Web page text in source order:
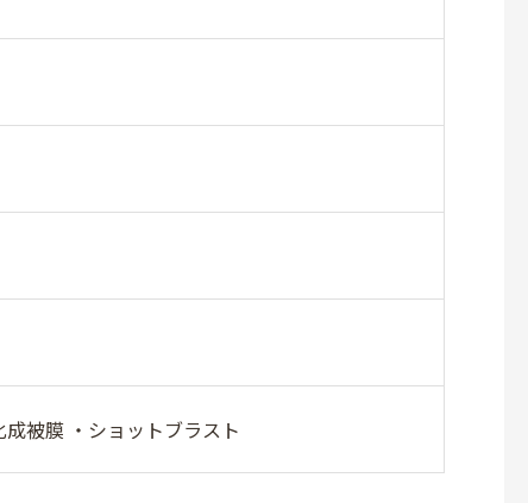
被膜 ・ショットブラスト